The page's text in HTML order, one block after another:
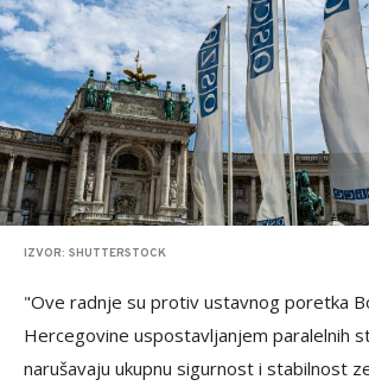
IZVOR: SHUTTERSTOCK
"Ove radnje su protiv ustavnog poretka
Hercegovine uspostavljanjem paralelnih
narušavaju ukupnu sigurnost i stabilnost